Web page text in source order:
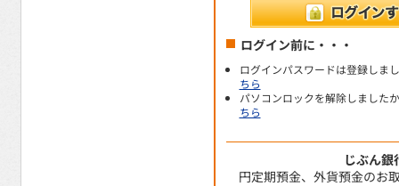
ログイン前に・・・
ログインパスワードは登録しま
ちら
パソコンロックを解除しました
ちら
じぶん銀
円定期預金、外貨預金のお